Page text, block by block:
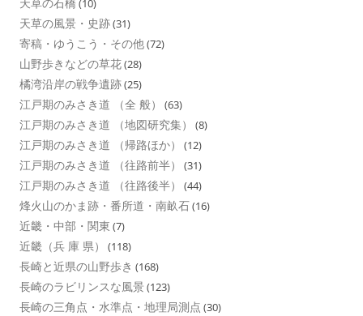
天草の石橋 (10)
天草の風景・史跡(31)
寄稿・ゆうこう・その他(72)
山野歩きなどの草花(28)
橘湾沿岸の戦争遺跡(25)
江戸期のみさき道 （全 般） (63)
江戸期のみさき道 （地図研究集） (8)
江戸期のみさき道 （帰路ほか） (12)
江戸期のみさき道 （往路前半） (31)
江戸期のみさき道 （往路後半） (44)
烽火山のかま跡・番所道・南畝石(16)
近畿・中部・関東 (7)
近畿（兵 庫 県） (118)
長崎と近県の山野歩き (168)
長崎のラビリンスな風景 (123)
長崎の三角点・水準点・地理局測点 (30)